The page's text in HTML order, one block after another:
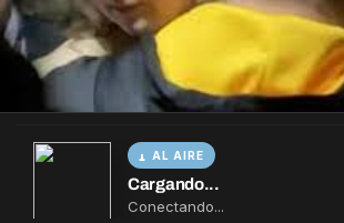
AL AIRE
Cargando...
Conectando...